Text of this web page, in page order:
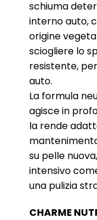
schiuma
interno auto,
origine
sciogliere lo
resistente,
auto.
La formula
agisce in
la rende
su pelle
intensivo
una pulizia
CHARME